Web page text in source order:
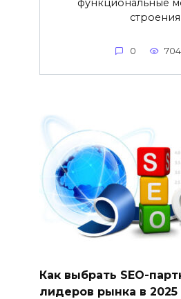
строения
0 704
Как выбрать SEO-
лидеров рынка в 2025